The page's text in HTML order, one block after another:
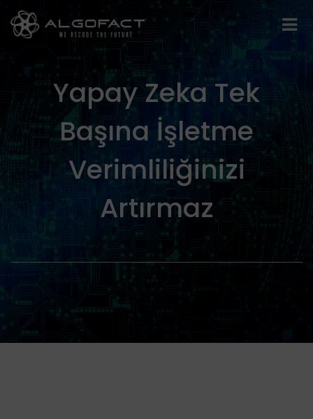
Yapay Zeka Tek
Başına İşletme
Verimliliğinizi
Artırmaz